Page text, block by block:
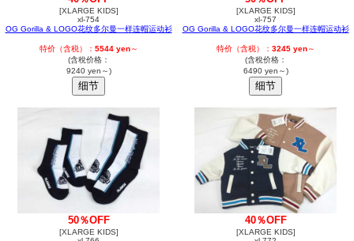
[XLARGE KIDS]
xl-754
OG Gorilla & LOGO花纹多尔曼一样连帽运动衫
特价（含税）： 5544 yen～
(含稅价格：
9240 yen～)
[XLARGE KIDS]
xl-757
OG Gorilla & LOGO花纹多尔曼一样连帽运动衫
特价（含税）： 3245 yen～
(含稅价格：
6490 yen～)
50％OFF
[XLARGE KIDS]
40％OFF
[XLARGE KIDS]